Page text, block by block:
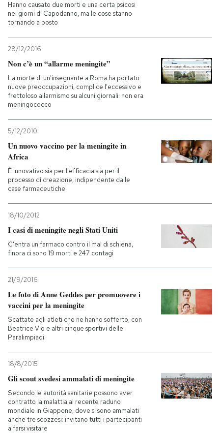
Hanno causato due morti e una certa psicosi
nei giorni di Capodanno, ma le cose stanno
tornando a posto
28/12/2016
Non c’è un “allarme meningite”
La morte di un'insegnante a Roma ha portato
nuove preoccupazioni, complice l'eccessivo e
frettoloso allarmismo su alcuni giornali: non era
meningococco
5/12/2010
Un nuovo vaccino per la meningite in
Africa
È innovativo sia per l'efficacia sia per il
processo di creazione, indipendente dalle
case farmaceutiche
18/10/2012
I casi di meningite negli Stati Uniti
C'entra un farmaco contro il mal di schiena,
finora ci sono 19 morti e 247 contagi
21/9/2016
Le foto di Anne Geddes per promuovere i
vaccini per la meningite
Scattate agli atleti che ne hanno sofferto, con
Beatrice Vio e altri cinque sportivi delle
Paralimpiadi
18/8/2015
Gli scout svedesi ammalati di meningite
Secondo le autorità sanitarie possono aver
contratto la malattia al recente raduno
mondiale in Giappone, dove si sono ammalati
anche tre scozzesi: invitano tutti i partecipanti
a farsi visitare